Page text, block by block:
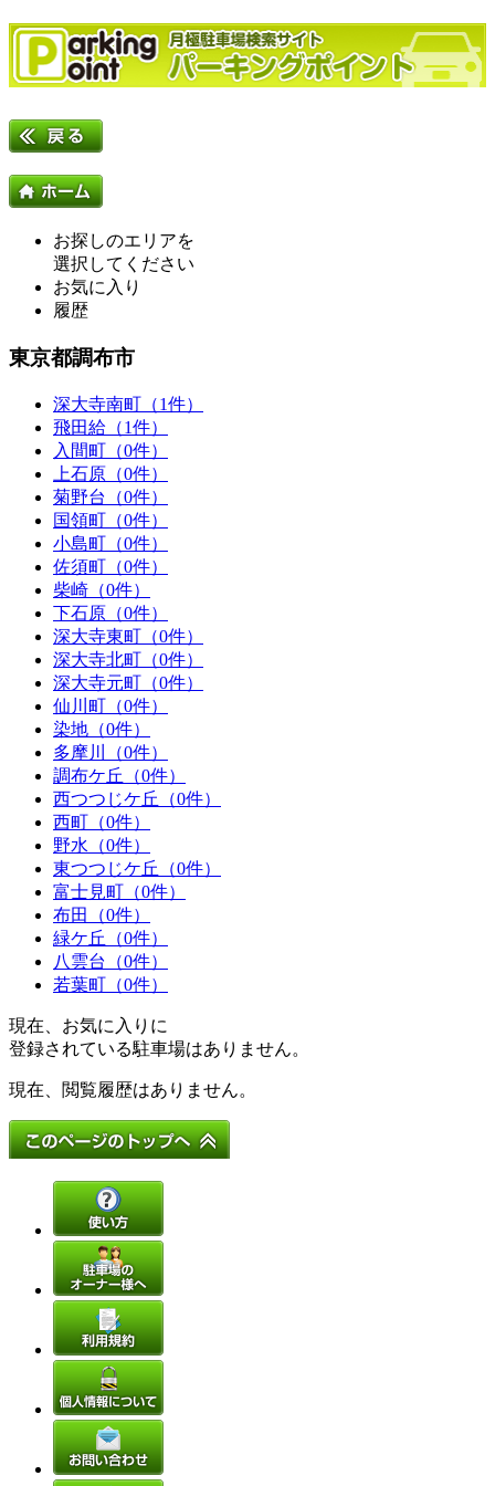
お探しのエリアを
選択してください
お気に入り
履歴
東京都調布市
深大寺南町（1件）
飛田給（1件）
入間町（0件）
上石原（0件）
菊野台（0件）
国領町（0件）
小島町（0件）
佐須町（0件）
柴崎（0件）
下石原（0件）
深大寺東町（0件）
深大寺北町（0件）
深大寺元町（0件）
仙川町（0件）
染地（0件）
多摩川（0件）
調布ケ丘（0件）
西つつじケ丘（0件）
西町（0件）
野水（0件）
東つつじケ丘（0件）
富士見町（0件）
布田（0件）
緑ケ丘（0件）
八雲台（0件）
若葉町（0件）
現在、お気に入りに
登録されている駐車場はありません。
現在、閲覧履歴はありません。